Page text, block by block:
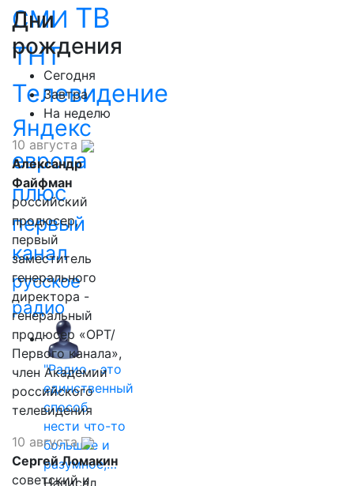
СМИ ТВ
ТНТ
Телевидение
Яндекс
европа
плюс
первый
канал
русское
радио
"Радио - это
единственный
способ
нести что-то
большое и
разумное,…
Написал
Дни
рождения
Сегодня
Завтра
На неделю
10 августа
Александр
Файфман
российский
продюсер,
первый
заместитель
генерального
директора -
генеральный
продюсер «ОРТ/
Первого канала»,
член Академии
российского
телевидения
10 августа
Сергей Ломакин
советский и